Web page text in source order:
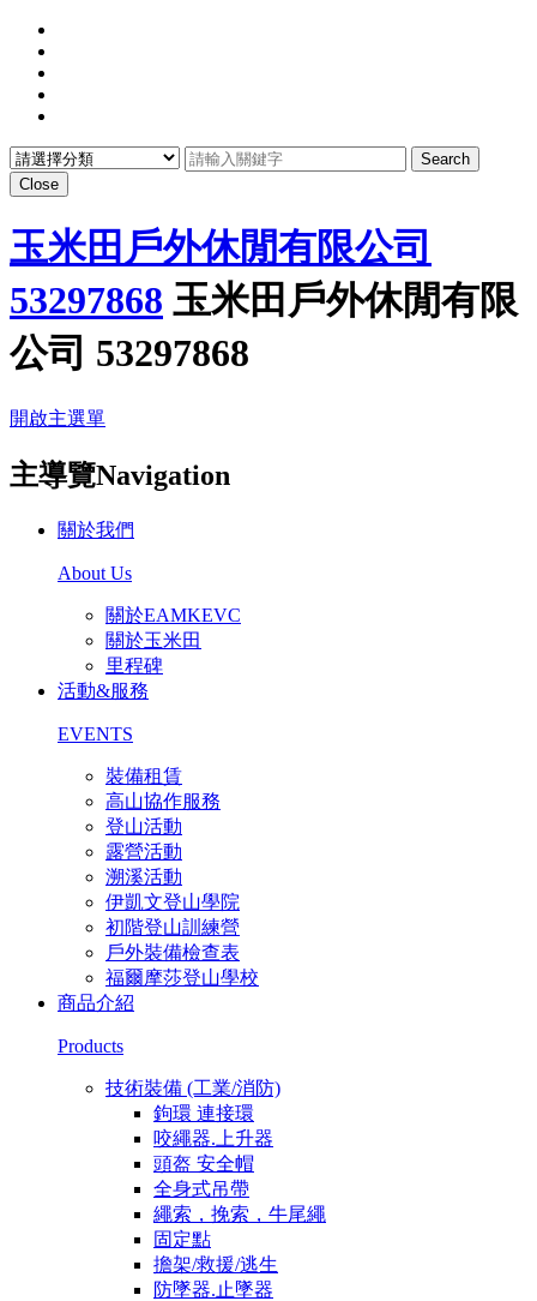
Search
Close
玉米田戶外休閒有限公司
53297868 玉米田戶外休閒有限
公司 53297868
開啟主選單
主導覽Navigation
關於我們
About Us
關於EAMKEVC
關於玉米田
里程碑
活動&服務
EVENTS
裝備租賃
高山協作服務
登山活動
露營活動
溯溪活動
伊凱文登山學院
初階登山訓練營
戶外裝備檢查表
福爾摩莎登山學校
商品介紹
Products
技術裝備 (工業/消防)
鉤環 連接環
咬繩器.上升器
頭盔 安全帽
全身式吊帶
繩索，挽索，牛尾繩
固定點
擔架/救援/逃生
防墜器.止墜器